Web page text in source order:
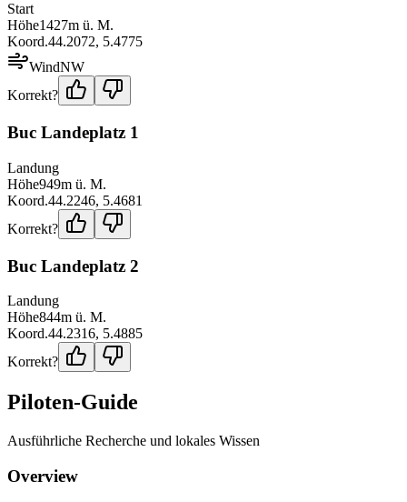
Start
Höhe1427m ü. M.
Koord.44.2072, 5.4775
WindNW
Korrekt?
Buc Landeplatz 1
Landung
Höhe949m ü. M.
Koord.44.2246, 5.4681
Korrekt?
Buc Landeplatz 2
Landung
Höhe844m ü. M.
Koord.44.2316, 5.4885
Korrekt?
Piloten-Guide
Ausführliche Recherche und lokales Wissen
Overview